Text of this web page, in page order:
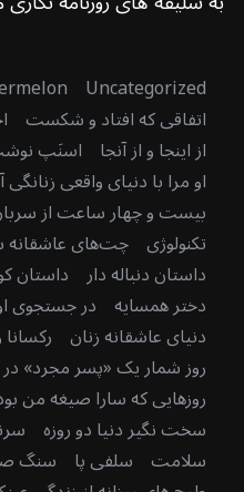
Uncategorized
اتفاقی که افتاد و شکست
از اینجا و از آنجا اسنَپ
او مرا با دنیای واقعی
بیست و چهار ساعت از
تکنولوژی چت‌های عاشقانه
داستان دنباله دار داستان
دختر همسایه در جستجوی
دنیای عاشقانه زنان
روز شمار یک «پسر مجرد»
روزهایی که سارا صیغه من
سخت نگیر دنیا دو روزه
سلامت سلفی پا سنگ